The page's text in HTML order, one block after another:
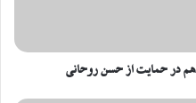
در حمایت از حسن روحانی